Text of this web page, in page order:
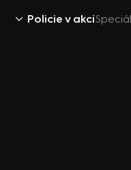
Policie v akci